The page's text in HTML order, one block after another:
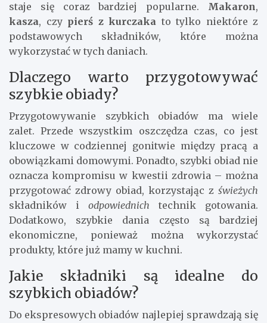
staje się coraz bardziej popularne. Makaron,
kasza, czy pierś z kurczaka to tylko niektóre z
podstawowych składników, które można
wykorzystać w tych daniach.
Dlaczego warto przygotowywać
szybkie obiady?
Przygotowywanie szybkich obiadów ma wiele
zalet. Przede wszystkim oszczędza czas, co jest
kluczowe w codziennej gonitwie między pracą a
obowiązkami domowymi. Ponadto, szybki obiad nie
oznacza kompromisu w kwestii zdrowia – można
przygotować zdrowy obiad, korzystając z świeżych
składników i odpowiednich technik gotowania.
Dodatkowo, szybkie dania często są bardziej
ekonomiczne, ponieważ można wykorzystać
produkty, które już mamy w kuchni.
Jakie składniki są idealne do
szybkich obiadów?
Do ekspresowych obiadów najlepiej sprawdzają się